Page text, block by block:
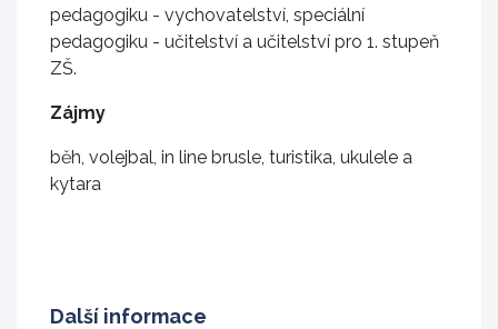
pedagogiku - vychovatelství, speciální
pedagogiku - učitelství a učitelství pro 1. stupeň
ZŠ.
Zájmy
běh, volejbal, in line brusle, turistika, ukulele a
kytara
Další informace